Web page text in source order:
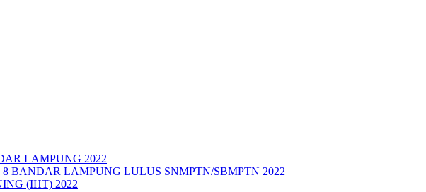
LAMPUNG 2022
8 BANDAR LAMPUNG LULUS SNMPTN/SBMPTN 2022
(IHT) 2022